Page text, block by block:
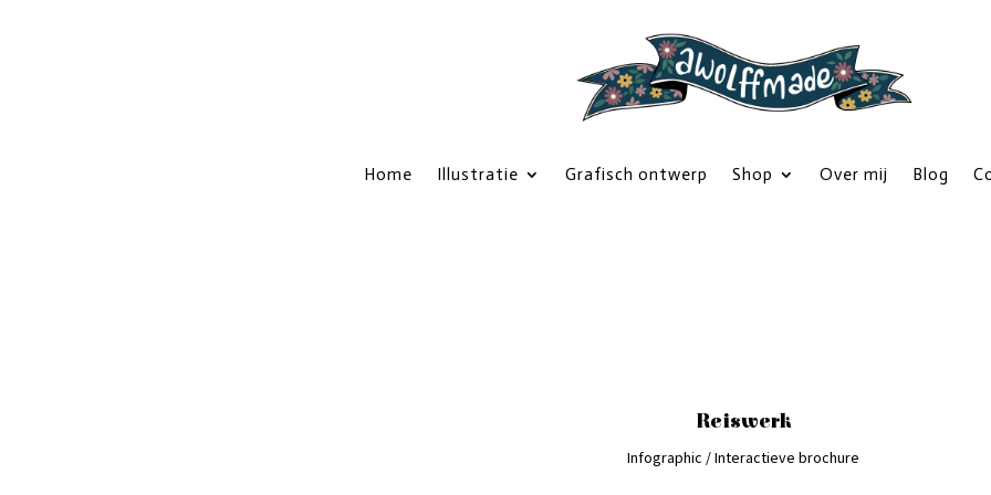
Home Illustratie Grafisch ontwerp Shop Over mij Blog
Reiswerk
Infographic / Interactieve brochure